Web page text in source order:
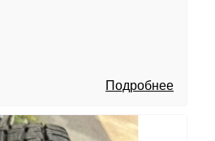
Подробнее